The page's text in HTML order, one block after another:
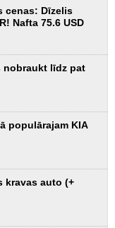
cenas: Dīzelis
Nafta 75.6 USD
nobraukt līdz pat
populārajam KIA
kravas auto (+